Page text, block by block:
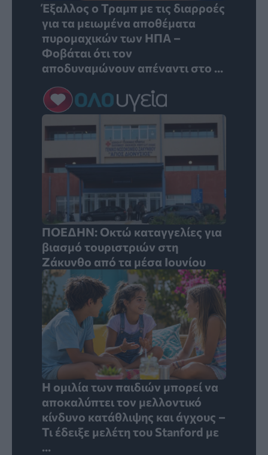
Έξαλλος ο Τραμπ με τις διαρροές
για τα μειωμένα αποθέματα
πυρομαχικών των ΗΠΑ –
Φοβάται ότι τον
αποδυναμώνουν απέναντι στο ...
ΠΟΕΔΗΝ: Οκτώ καταγγελίες για
βιασμό τουριστριών στη
Ζάκυνθο από τα μέσα Ιουνίου
Η ομιλία των παιδιών μπορεί να
αποκαλύπτει τον μελλοντικό
κίνδυνο κατάθλιψης και άγχους –
Τι έδειξε μελέτη του Stanford με
...